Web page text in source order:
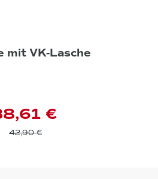
mit VK-Lasche
€
42,90 €